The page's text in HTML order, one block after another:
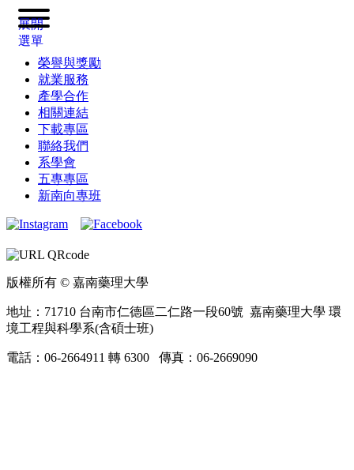
展開
選單
榮譽與獎勵
就業服務
產學合作
相關連結
下載專區
聯絡我們
系學會
五專專區
新南向專班
版權所有 © 嘉南藥理大學
地址：71710 台南市仁德區二仁路一段60號 嘉南藥理大學 環
境工程與科學系(含碩士班)
電話：06-2664911 轉 6300 傳真：06-2669090